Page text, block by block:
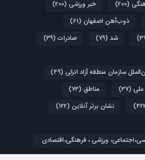
(200) خبر ورزشی (200)
ذوب‌آهن اصفهان (61)
شد (79) صادرات (39)
سازمان منطقه آزاد انزلی (49)
ملی (37) مناطق (73)
نشان برتر آنلاین (122)
ورزشی ، فرهنگی،اقتصادی